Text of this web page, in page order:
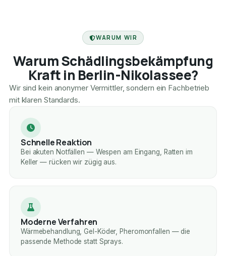
WARUM WIR
Warum Schädlingsbekämpfung
Kraft in Berlin-Nikolassee?
Wir sind kein anonymer Vermittler, sondern ein Fachbetrieb
mit klaren Standards.
Schnelle Reaktion
Bei akuten Notfällen — Wespen am Eingang, Ratten im
Keller — rücken wir zügig aus.
Moderne Verfahren
Wärmebehandlung, Gel-Köder, Pheromonfallen — die
passende Methode statt Sprays.